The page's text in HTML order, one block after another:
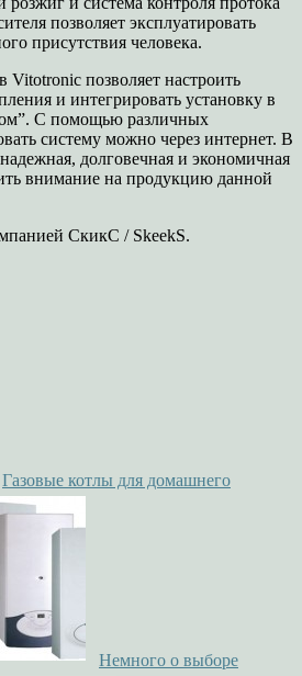
позволяет эксплуатировать
присутствия человека.
Vitotronic позволяет настроить
и интегрировать установку в
С помощью различных
систему можно через интернет. В
долговечная и экономичная
внимание на продукцию данной
СкикС / SkeekS.
Газовые котлы для домашнего
Немного о выборе